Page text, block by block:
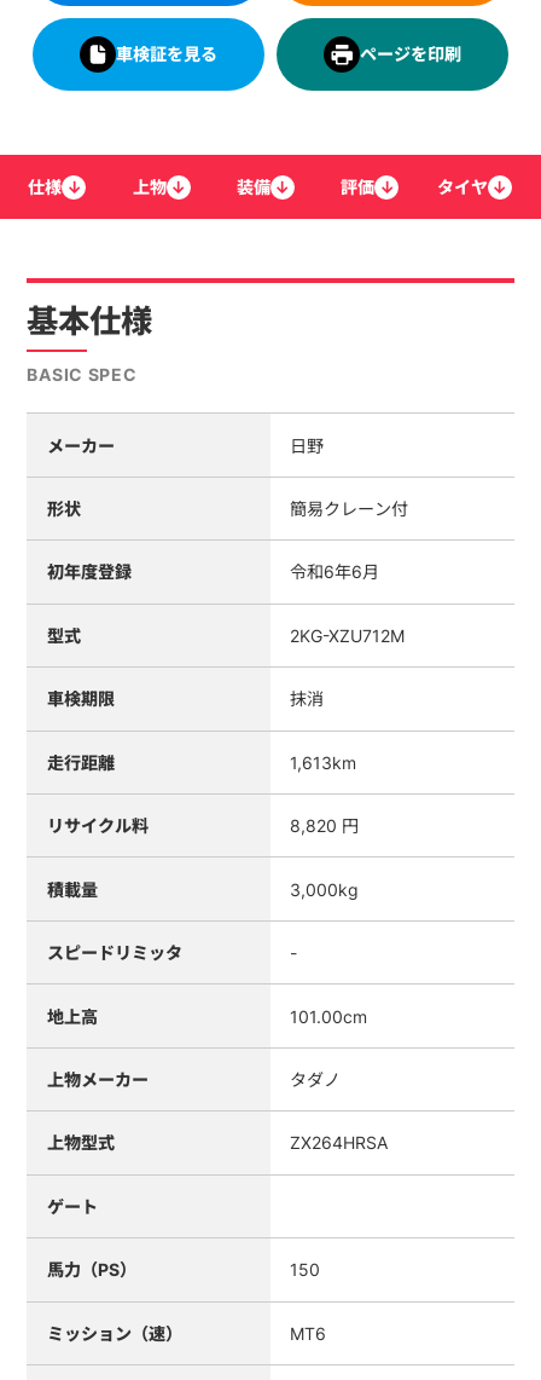
車検証を見る ページを印刷
仕様 ↓ 上物 ↓ 装備 ↓ 評価 ↓ タイヤ ↓
基本仕様
BASIC SPEC
メーカー 日野
形状 簡易クレーン付
初年度登録 令和6年6月
型式 2KG-XZU712M
車検期限 抹消
走行距離 1,613km
リサイクル料 8,820 円
積載量 3,000kg
スピードリミッタ -
地上高 101.00cm
上物メーカー タダノ
上物型式 ZX264HRSA
ゲート
馬力（PS） 150
ミッション（速） MT6